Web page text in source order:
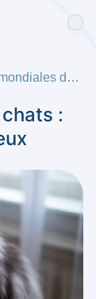
Statistiques mondiales des chats : population, adoption et enjeux
: